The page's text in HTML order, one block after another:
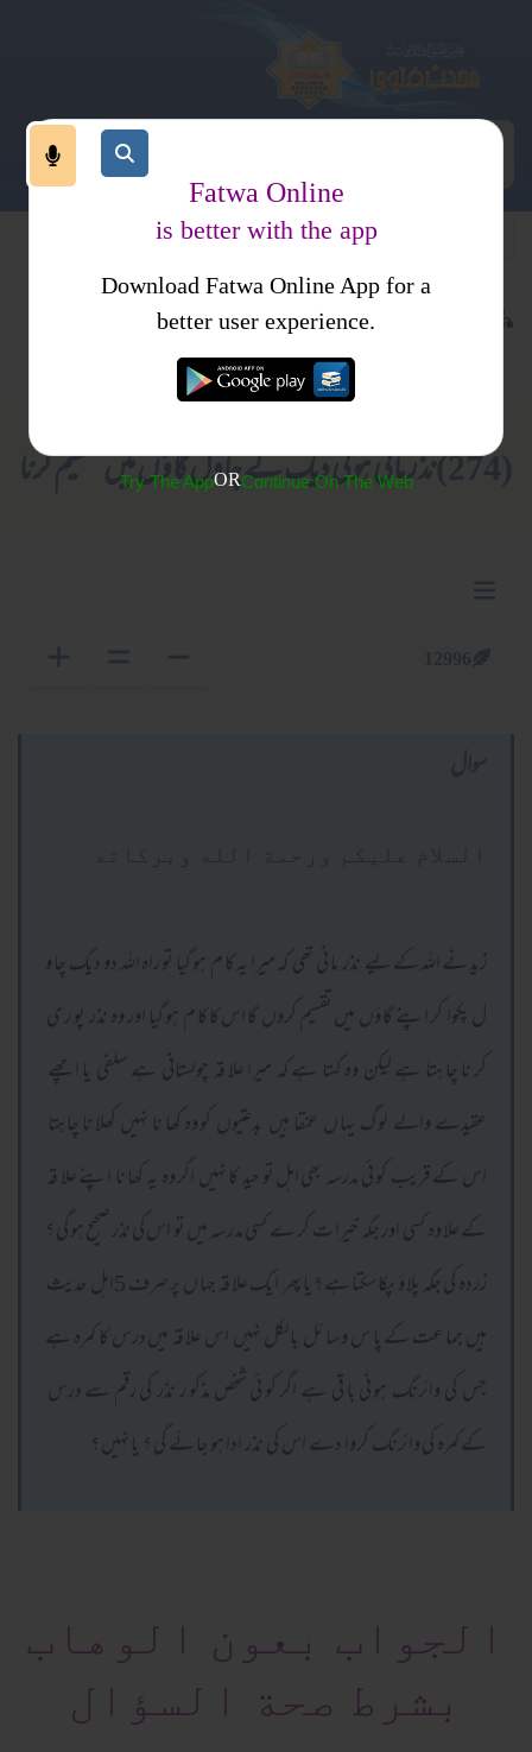
معاصر بدعی اور شرکیہ عقائد
کتب فتاوی
السلام عليكم ورحمة الله وبركاته
زید نے اللہ کے لیے نذر ما نی تھی کہ میرا یہ کا م ہو گیا تو راہ اللہ دو دیگ چا و
ل پکوا کر اپنے گا ؤں میں تقسیم کروں گا اس کا کا م ہو گیا اور وہ نذر پو ر ی
کر نا چا ہتا ہے لیکن وہ کہتا ہے کہ میرا علا قہ چولستانی ہے سلفی یا اچھے
عقیدے والے لو گ یہا ں عنقا ہیں بدعتیوں کو وہ کھا نا نہیں کھلا نا چا ہتا
اس کے قریب کو ئی مدرسہ بھی اہل تو حید کا نہیں اگر وہ یہ کھا نا اپنے علا قہ
کے علا وہ کسی اور جگہ خیرا ت کر ے کسی مدرسہ میں تو اس کی نذر صحیح ہو گی ؟
زردہ کی جگہ پلا ؤ پکا سکتا ہے ؟ یا پھر ایک علا قہ جہا ں پر صرف 5اہل حدیث
ہیں جما عت کے پا س وسا ئل بالکل نہیں اس علا قہ میں درس کا کمرہ ہے
جس کی وائرنگ ہو نی با قی ہے اگر کو ئی شخص مذکو ر نذر کی رقم سے درس
کے کمرہ کی وائرنگ کروا دے اس کی نذر ادا ہو جا ئے گی ؟ یا نہیں ؟
الجواب بعون الوهاب
بشرط صحة السؤال
Fatwa Online
is better with the app
Download Fatwa Online App for a
better user experience.
Try The AppORContinue On The Web